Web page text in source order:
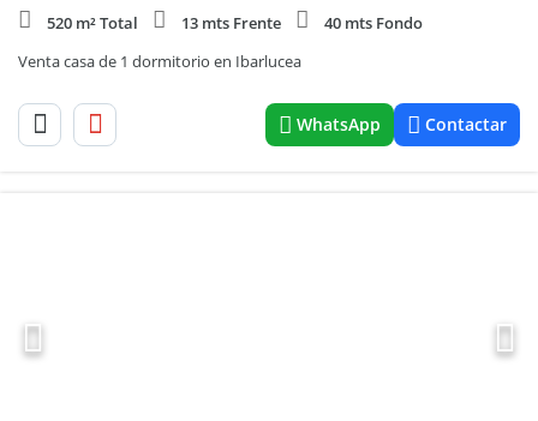
520 m² Total
13 mts Frente
40 mts Fondo
Venta casa de 1 dormitorio en Ibarlucea
WhatsApp Contactar